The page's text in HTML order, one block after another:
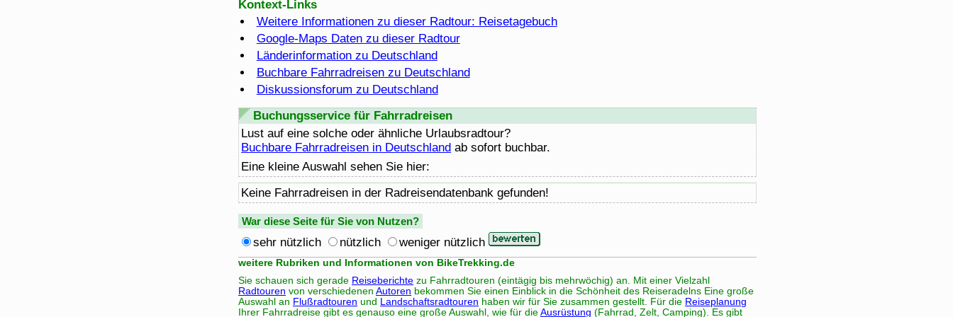
Kontext-Links
Weitere Informationen zu dieser Radtour: Reisetagebuch
Google-Maps Daten zu dieser Radtour
Länderinformation zu Deutschland
Buchbare Fahrradreisen zu Deutschland
Diskussionsforum zu Deutschland
Buchungsservice für Fahrradreisen
Lust auf eine solche oder ähnliche Urlaubsradtour?
Buchbare Fahrradreisen in Deutschland ab sofort buchbar.
Eine kleine Auswahl sehen Sie hier:
Keine Fahrradreisen in der Radreisendatenbank gefunden!
War diese Seite für Sie von Nutzen?
sehr nützlich nützlich weniger nützlich
weitere Rubriken und Informationen von BikeTrekking.de
Sie schauen sich gerade Reiseberichte zu Fahrradtouren (eintägig bis mehrwöchig) an. Mit einer Vielzahl
Radtouren von verschiedenenAutoren bekommen Sie einen Einblick in die Schönheit des Reiseradelns Eine große
Auswahl an Flußradtouren und Landschaftsradtouren haben wir für Sie zusammen gestellt. Für die Reiseplanung
Ihrer Fahrradreise gibt es genauso eine große Auswahl, wie für dieAusrüstung (Fahrrad, Zelt, Camping). Es gibt